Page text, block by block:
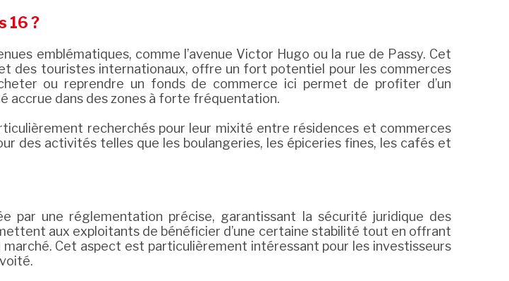
16 ?
emblématiques, comme l’avenue Victor Hugo ou la rue de Passy. Cet
des touristes internationaux, offre un fort potentiel pour les commerces
ou reprendre un fonds de commerce ici permet de profiter d’un
accrue dans des zones à forte fréquentation.
recherchés pour leur mixité entre résidences et commerces
des activités telles que les boulangeries, les épiceries fines, les cafés et
par une réglementation précise, garantissant la sécurité juridique des
aux exploitants de bénéficier d’une certaine stabilité tout en offrant
Cet aspect est particulièrement intéressant pour les investisseurs